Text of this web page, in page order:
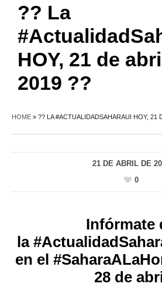
?? La
HOY, 21 de
2019 ??
HOME » ?? LA #ACTUALIDADSAHARAUI HOY, 21
21 DE ABRIL DE
0
Infórmate
la #
en el #
28 de